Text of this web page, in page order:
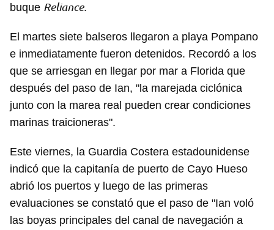
buque Reliance.
El martes siete balseros llegaron a playa Pompano
e inmediatamente fueron detenidos. Recordó a los
que se arriesgan en llegar por mar a Florida que
después del paso de Ian, "la marejada ciclónica
junto con la marea real pueden crear condiciones
marinas traicioneras".
Este viernes, la Guardia Costera estadounidense
indicó que la capitanía de puerto de Cayo Hueso
abrió los puertos y luego de las primeras
evaluaciones se constató que el paso de "Ian voló
las boyas principales del canal de navegación a